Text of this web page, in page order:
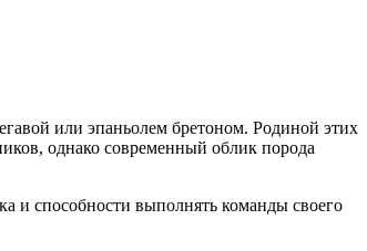
или эпаньолем бретоном. Родиной этих
однако современный облик порода
и способности выполнять команды своего